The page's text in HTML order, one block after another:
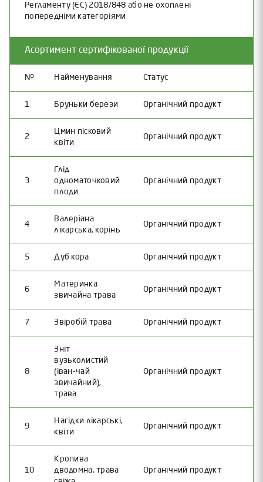
Регламенту (ЄС) 2018/848 або не охоплені
попередніми категоріями
Асортимент сертифікованої продукції
№ Найменування Статус
1 Бруньки берези Органічний продукт
2
Цмин пісковий
квіти
Органічний продукт
3
Глід
одноматочковий
плоди
Органічний продукт
4
Валеріана
лікарська, корінь
Органічний продукт
5 Дуб кора Органічний продукт
6
Материнка
звичайна трава
Органічний продукт
7 Звіробій трава Органічний продукт
8
Зніт
вузьколистий
(іван-чай
звичайний),
трава
Органічний продукт
9
Нагідки лікарські,
квіти
Органічний продукт
10
Кропива
дводомна, трава
Органічний продукт